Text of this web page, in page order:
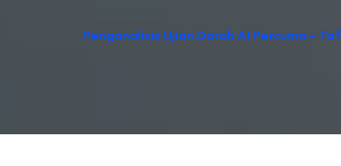
Penganalisis Ujian Darah AI Percuma –